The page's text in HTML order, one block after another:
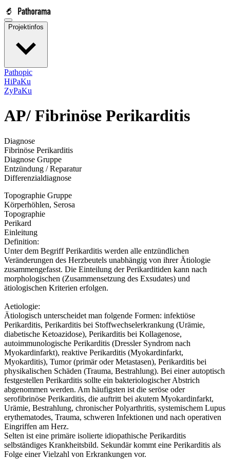
Projektinfos
Pathopic
HiPaKu
ZyPaKu
AP/ Fibrinöse Perikarditis
Diagnose
Fibrinöse Perikarditis
Diagnose Gruppe
Entzündung / Reparatur
Differenzialdiagnose
Topographie Gruppe
Körperhöhlen, Serosa
Topographie
Perikard
Einleitung
Definition:
Unter dem Begriff Perikarditis werden alle entzündlichen
Veränderungen des Herzbeutels unabhängig von ihrer Ätiologie
zusammengefasst. Die Einteilung der Perikarditiden kann nach
morphologischen (Zusammensetzung des Exsudates) und
ätiologischen Kriterien erfolgen.
Aetiologie:
Ätiologisch unterscheidet man folgende Formen: infektiöse
Perikarditis, Perikarditis bei Stoffwechselerkrankung (Urämie,
diabetische Ketoazidose), Perikarditis bei Kollagenose,
autoimmunologische Perikarditis (Dressler Syndrom nach
Myokardinfarkt), reaktive Perikarditis (Myokardinfarkt,
Myokarditis), Tumor (primär oder Metastasen), Perikarditis bei
physikalischen Schäden (Trauma, Bestrahlung). Bei einer autoptisch
festgestellen Perikarditis sollte ein bakteriologischer Abstrich
abgenommen werden. Am häufigsten ist die seröse oder
serofibrinöse Perikarditis, die auftritt bei akutem Myokardinfarkt,
Urämie, Bestrahlung, chronischer Polyarthritis, systemischem Lupus
erythematodes, Trauma, schweren Infektionen und nach operativen
Eingriffen am Herz.
Selten ist eine primäre isolierte idiopathische Perikarditis
selbständiges Krankheitsbild. Sekundär kommt eine Perikarditis als
Folge einer Vielzahl von Erkrankungen vor.